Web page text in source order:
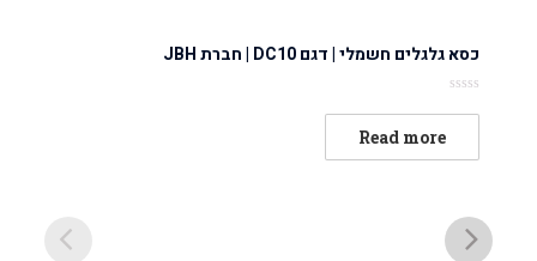
כסא גלגלים חשמלי | דגם DC10 | חברת JBH
0
5
Read more